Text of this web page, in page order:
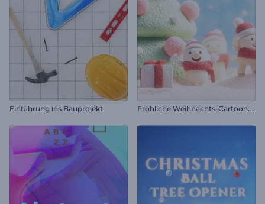
Einführung ins Bauprojekt F
röhliche Weihnachts-Cartoon-Einleitung